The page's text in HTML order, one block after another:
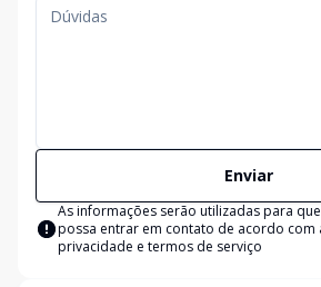
Enviar
As informações serão utilizadas para
possa entrar em contato de acordo com
privacidade e termos de serviço